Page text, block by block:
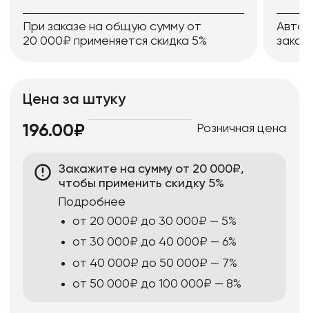
При заказе на общую сумму от
20 000₽ применяется скидка 5%
Цена за штуку
196.00₽ Розничная цена
Закажите на сумму от 20 000₽,
чтобы применить скидку 5%
Подробнее
от 20 000₽ до 30 000₽ — 5%
от 30 000₽ до 40 000₽ — 6%
от 40 000₽ до 50 000₽ — 7%
от 50 000₽ до 100 000₽ — 8%